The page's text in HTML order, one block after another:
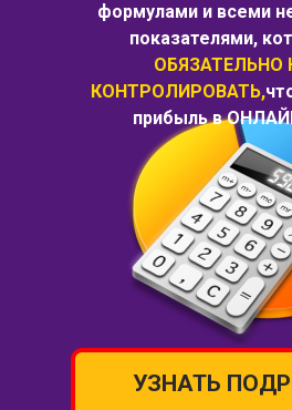
формулами и всеми
показателями,
ОБЯЗАТЕЛЬНО
КОНТРОЛИРОВАТЬ,
прибыль в
УЗНАТЬ